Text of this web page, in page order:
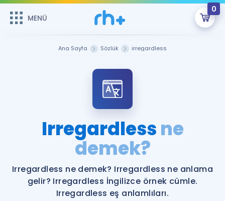
MENÜ
0
Şifremi Hatırlamıyorum
Sepetin Şu An Boş.
Remzi Hoca ile seni sınava hazırlayacak onlarca eğitim seni
bekliyor!
MENÜ
Katılımcı Görüşleri
Faydalı Araçlar
Ücretsiz Kaynaklar
İngilizce Gramer
Ana Sayfa Sözlük irregardless
Irregardlessne
demek?
Irregardless ne demek? Irregardless ne anlama
gelir? Irregardless İngilizce örnek cümle.
Irregardless eş anlamlıları.